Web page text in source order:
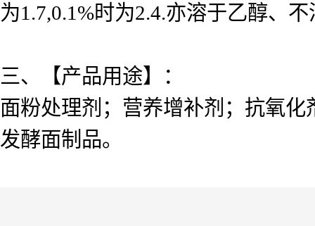
为1.7,0.1%时为2.4.亦溶于乙醇、
三、【产品用途】：
面粉处理剂；营养增补剂；抗氧
发酵面制品。